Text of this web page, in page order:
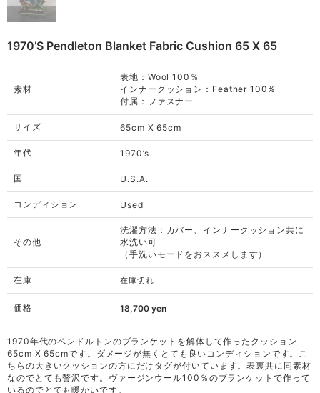
1970’s Pendleton Blanket Fabric Cushion 65 X 65
素材
表地：Wool 100％
インナークッション：Feather 100%
付属：ファスナー
サイズ 65cm X 65cm
年代 1970’s
国 U.S.A.
コンディション Used
その他
洗濯方法：カバー、インナークッション共に
水洗い可
（手洗いモードをおススメします）
在庫 在庫切れ
価格 18,700 yen
1970年代のペンドルトンのブランケットを解体して作ったクッション
65cm X 65cmです。ダメージが無くとても良いコンディションです。こ
ちらの大きいクッションの方にだけタグが付いています。表裏共に同素材
なのでとても贅沢です。ヴァージンウール100％のブランケットで作って
いるのでとても暖かいです。